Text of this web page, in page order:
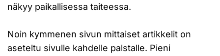
näkyy paikallisessa taiteessa.
Noin kymmenen sivun mittaiset artikkelit on
aseteltu sivulle kahdelle palstalle. Pieni